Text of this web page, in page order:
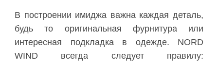
В построении имиджа важна каждая деталь,
будь то оригинальная фурнитура или
интересная подкладка в одежде. NORD
WIND всегда следует правилу: